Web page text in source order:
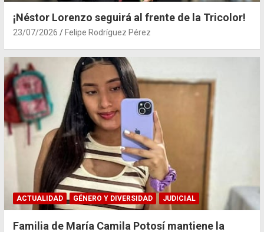
¡Néstor Lorenzo seguirá al frente de la Tricolor!
23/07/2026 Felipe Rodríguez Pérez
ACTUALIDAD GÉNERO Y DIVERSIDAD JUDICIAL
Familia de María Camila Potosí mantiene la